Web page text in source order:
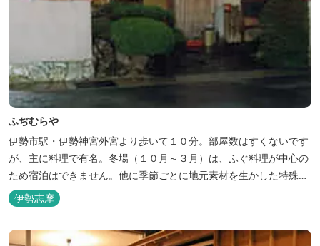
ふぢむらや
伊勢市駅・伊勢神宮外宮より歩いて１０分。部屋数はすくないです
が、主に料理で有名。冬場（１０月～３月）は、ふぐ料理が中心の
ため宿泊はできません。他に季節ごとに地元素材を生かした特殊料
理もお楽しみ頂けます。
伊勢志摩